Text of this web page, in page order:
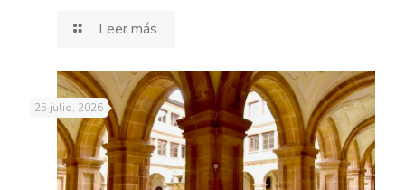
Leer más
25 julio, 2026